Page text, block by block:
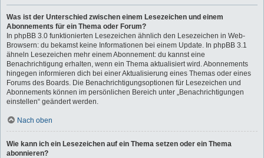
Was ist der Unterschied zwischen einem Lesezeichen und einem
Abonnements für ein Thema oder Forum?
In phpBB 3.0 funktionierten Lesezeichen ähnlich den Lesezeichen in Web-
Browsern: du bekamst keine Informationen bei einem Update. In phpBB 3.1
ähneln Lesezeichen mehr einem Abonnement: du kannst eine
Benachrichtigung erhalten, wenn ein Thema aktualisiert wird. Abonnements
hingegen informieren dich bei einer Aktualisierung eines Themas oder eines
Forums des Boards. Die Benachrichtigungsoptionen für Lesezeichen und
Abonnements können im persönlichen Bereich unter „Benachrichtigungen
einstellen“ geändert werden.
Nach oben
Wie kann ich ein Lesezeichen auf ein Thema setzen oder ein Thema
abonnieren?